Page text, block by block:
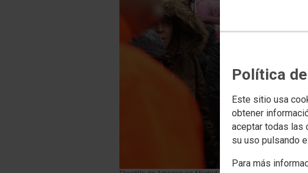
Política
Este sitio usa
obtener
aceptar todas las
su uso pulsando
Para más